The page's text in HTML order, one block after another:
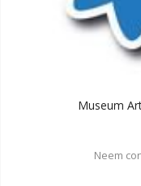
Museum
Neem